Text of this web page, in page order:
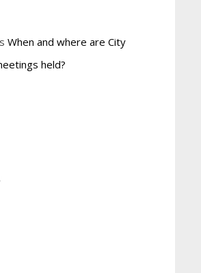
When and where are City
held?